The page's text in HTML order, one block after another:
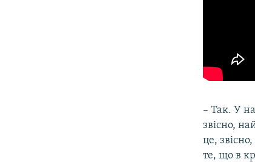
– Так. У
звісно,
це,
те, що в